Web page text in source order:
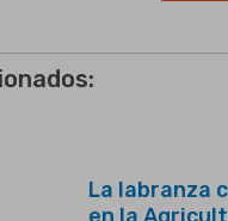
La labranza